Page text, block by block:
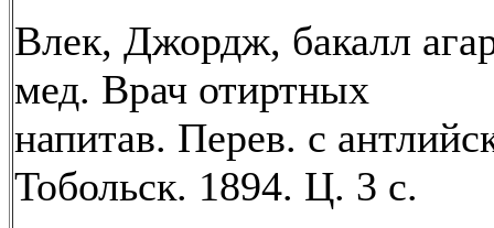
Влек, Джордж, бакалл
мед. Врач отиртных
напитав. Перев. с
Тобольск. 1894. Ц. 3 с.